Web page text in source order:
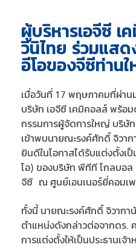
ผู้บริหารเอจีซี เ
วีนิไทย ร่วมแส
อีโอของจีซีท่านใ
เมื่อวันที่ 17 พฤษภาคมที่ผ่าน
บริษัท เอจีซี เคมิคอลส์ พร้อม
กรรมการผู้จัดการใหญ่ บริษั
เข้าพบนายณะรงค์ศักดิ์ จิวา
ยินดีในโอกาสได้รับแต่งตั้งเป็
โอ) ของบริษัท พีทีที โกลบอ
จีซี ณ ศูนย์เอนเนอร์ยี่คอมเ
ทั้งนี้ นายณะรงค์ศักดิ์ จิวากา
ตำแหน่งดังกล่าวต่อจากดร.
การแต่งตั้งให้เป็นประธานเจ้